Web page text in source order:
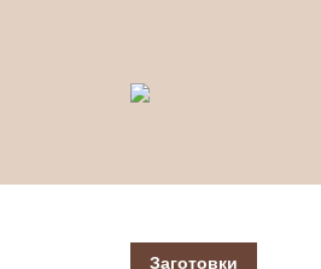
Заготовки